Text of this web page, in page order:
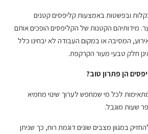
ובפשטות באמצעות קליפסים קטנים
מידותיהם הקטנות של הקליפסים הופכים אותם
המסיבה או במקום העבודה לא יבחינו כלל
חלק טבעי מעור הקרקפת.
הן פתרון טוב?
לכל מי שמחפש לערוך שינוי מחמיא
שעות מוגבל.
במגוון מצבים שונים דוגמת רוח, כך שניתן